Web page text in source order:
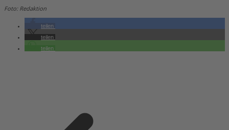
Foto: Redaktion
teilen
teilen
teilen